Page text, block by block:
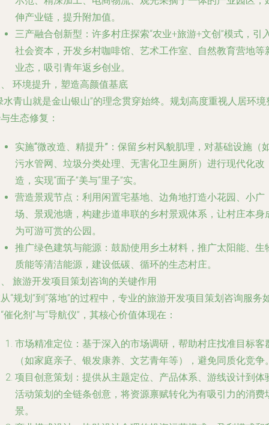
伸产业链，提升附加值。
三产融合创新型 ：许多村庄探索“农业+旅游+文创”模式，引
社会资本，开发乡村咖啡馆、艺术工作室、自然教育营地等
业态，吸引青年返乡创业。
环境提升，塑造高颜值基底
水青山就是金山银山”的理念贯穿始终。规划高度重视人居环境
生态修复：
实施“微改造、精提升” ：保留乡村风貌肌理，对基础设施（
污水管网、垃圾分类处理、无害化卫生厕所）进行现代化改
造，实现“面子”美与“里子”实。
营造景观节点 ：利用闲置宅基地、边角地打造小花园、小广
场、景观池塘，构建步道串联的乡村景观体系，让村庄本身
为可游可赏的公园。
推广绿色建筑与能源 ：鼓励使用乡土材料，推广太阳能、生
质能等清洁能源，建设低碳、循环的生态村庄。
旅游开发项目策划咨询的关键作用
“规划”到“落地”的过程中，专业的旅游开发项目策划咨询服务
催化剂”与“导航仪”，其核心价值体现在：
市场精准定位 ：基于深入的市场调研，帮助村庄找准目标客
（如家庭亲子、银发康养、文艺青年等），避免同质化竞争
项目创意策划 ：提供从主题定位、产品体系、游线设计到体
活动策划的全链条创意，将资源禀赋转化为有吸引力的消费
景。